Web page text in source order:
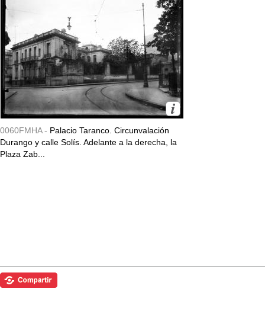
0060FMHA - Palacio Taranco. Circunvalación
Durango y calle Solís. Adelante a la derecha, la
Plaza Zab...